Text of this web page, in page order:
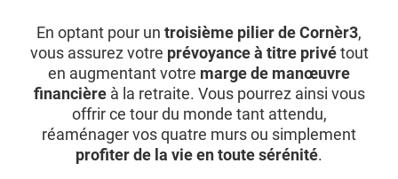
En optant pour un troisième pilier de Cornèr3,
vous assurez votre prévoyance à titre privétout
en augmentant votre marge de manœuvre
financièreà la retraite. Vous pourrez ainsi vous
offrir ce tour du monde tant attendu,
réaménager vos quatre murs ou simplement
profiter de la vie en toute sérénité.